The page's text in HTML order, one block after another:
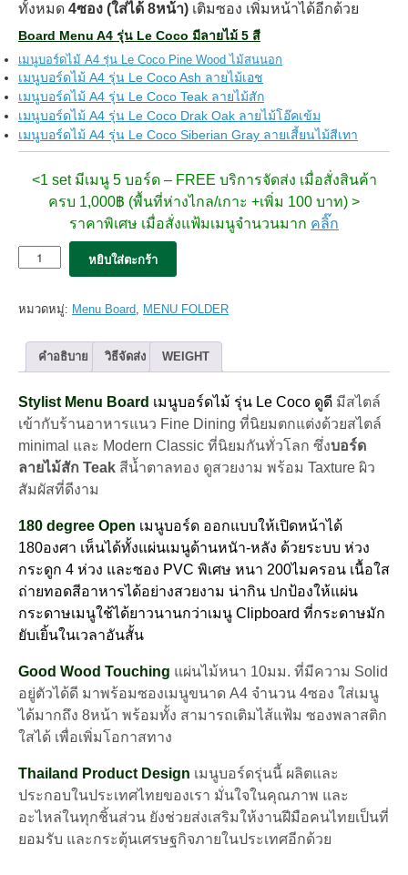
ทั้งหมด 4ซอง (ใส่ได้ 8หน้า) เติมซอง เพิ่มหน้าได้อีกด้วย
Board Menu A4 รุ่น Le Coco มีลายไม้ 5 สี
เมนูบอร์ดไม้ A4 รุ่น Le Coco Pine Wood ไม้สนนอก
เมนูบอร์ดไม้ A4 รุ่น Le Coco Ash ลายไม้เอช
เมนูบอร์ดไม้ A4 รุ่น Le Coco Teak ลายไม้สัก
เมนูบอร์ดไม้ A4 รุ่น Le Coco Drak Oak ลายไม้โอ๊คเข้ม
เมนูบอร์ดไม้ A4 รุ่น Le Coco Siberian Gray ลายเสี้ยนไม้สีเทา
<1 set มีเมนู 5 บอร์ด – FREE บริการจัดส่ง เมื่อสั่งสินค้า
ครบ 1,000฿ (พื้นที่ห่างไกล/เกาะ +เพิ่ม 100 บาท) >
ราคาพิเศษ เมื่อสั่งแฟ้มเมนูจำนวนมาก คลิ๊ก
จำนวน
5x
Le
Teak
ลาย
สัก
(8views)
5บอร์ด
ชิ้น
หยิบใส่ตะกร้า
หมวดหมู่: Menu Board MENU FOLDER
คำอธิบาย วิธีจัดส่ง WEIGHT
Stylist Menu Board เมนูบอร์ดไม้ รุ่น Le Coco ดูดี มีสไตล์
เข้ากับร้านอาหารแนว Fine Dining ที่นิยมตกแต่งด้วยสไตล์
minimal และ Modern Classic ที่นิยมกันทั่วโลก ซึ่งบอร์ด
ลายไม้สัก Teak สีน้ำตาลทอง ดูสวยงาม พร้อม Taxture ผิว
สัมผัสที่ดีงาม
180 degree Open เมนูบอร์ด ออกแบบให้เปิดหน้าได้
180องศา เห็นได้ทั้งแผ่นเมนูด้านหนัา-หลัง ด้วยระบบ ห่วง
กระดูก 4 ห่วง และซอง PVC พิเศษ หนา 200ไมครอน เนื้อใส
ถ่ายทอดสีอาหารได้อย่างสวยงาม น่ากิน ปกป้องให้แผ่น
กระดาษเมนูใช้ได้ยาวนานกว่าเมนู Clipboard ที่กระดาษมัก
ยับเยิ้นในเวลาอันสั้น
Good Wood Touching แผ่นไม้หนา 10มม. ที่มีความ Solid
อยู่ตัวได้ดี มาพร้อมซองเมนูขนาด A4 จำนวน 4ซอง ใส่เมนู
ได้มากถึง 8หน้า พร้อมทั้ง สามารถเติมไส้แฟ้ม ซองพลาสติก
ใสได้ เพื่อเพิ่มโอกาสทาง
Thailand Product Design เมนูบอร์ดรุ่นนี้ ผลิตและ
ประกอบในประเทศไทยของเรา มั่นใจในคุณภาพ และ
อะไหล่ในทุกชิ้นส่วน ยังช่วยส่งเสริมให้งานฝีมือคนไทยเป็นที่
ยอมรับ และกระตุ้นเศรษฐกิจภายในประเทศอีกด้วย